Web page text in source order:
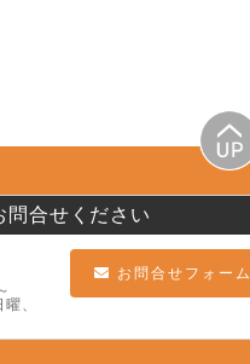
問合せください
、
お問合せフォーム